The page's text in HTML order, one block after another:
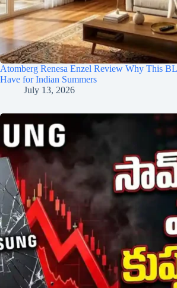
Atomberg Renesa Enzel Review Why This
Have for Indian Summers
July 13, 2026